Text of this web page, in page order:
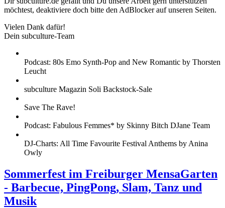
möchtest, deaktiviere doch bitte den AdBlocker auf unseren Seiten.
Vielen Dank dafür!
Dein subculture-Team
Podcast: 80s Emo Synth-Pop and New Romantic by Thorsten
Leucht
subculture Magazin Soli Backstock-Sale
Save The Rave!
Podcast: Fabulous Femmes* by Skinny Bitch DJane Team
DJ-Charts: All Time Favourite Festival Anthems by Anina
Owly
Sommerfest im Freiburger MensaGarten
- Barbecue, PingPong, Slam, Tanz und
Musik